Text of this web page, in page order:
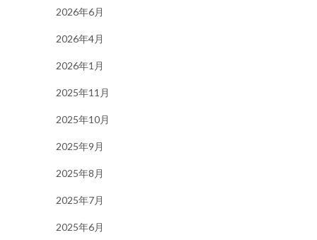
2026年6月
2026年4月
2026年1月
2025年11月
2025年10月
2025年9月
2025年8月
2025年7月
2025年6月